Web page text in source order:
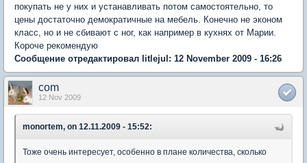
покупать не у них и устанавливать потом самостоятельно, то
цены достаточно демократичные на мебель. Конечно не эконом
класс, но и не сбивают с ног, как например в кухнях от Марии.
Короче рекомендую
Сообщение отредактировал litlejul: 12 November 2009 - 16:26
com
12 Nov 2009
monortem, on 12.11.2009 - 15:52:
Тоже очень интересует, особенно в плане количества, сколько